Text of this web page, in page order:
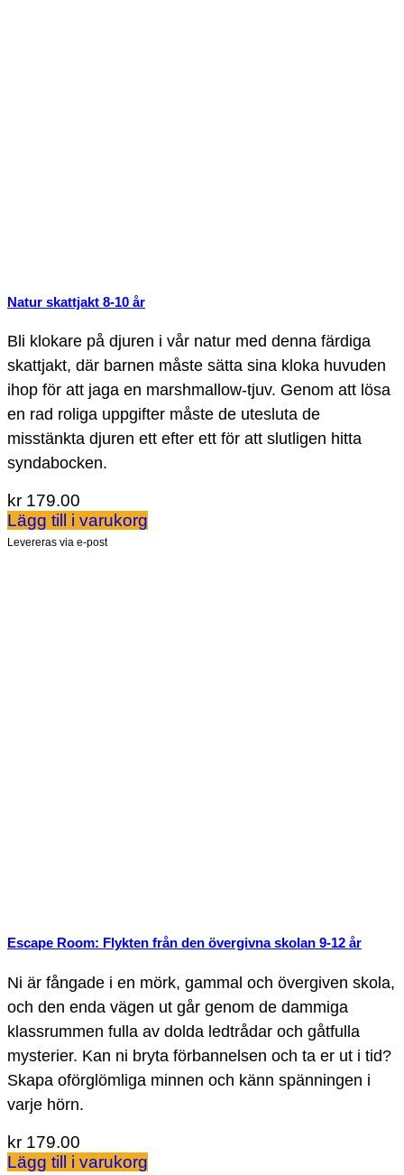
Natur skattjakt 8-10 år
Bli klokare på djuren i vår natur med denna färdiga
skattjakt, där barnen måste sätta sina kloka huvuden
ihop för att jaga en marshmallow-tjuv. Genom att lösa
en rad roliga uppgifter måste de utesluta de
misstänkta djuren ett efter ett för att slutligen hitta
syndabocken.
kr 179.00
Lägg till i varukorg
Levereras via e-post
Escape Room: Flykten från den övergivna skolan 9-12 år
Ni är fångade i en mörk, gammal och övergiven skola,
och den enda vägen ut går genom de dammiga
klassrummen fulla av dolda ledtrådar och gåtfulla
mysterier. Kan ni bryta förbannelsen och ta er ut i tid?
Skapa oförglömliga minnen och känn spänningen i
varje hörn.
kr 179.00
Lägg till i varukorg